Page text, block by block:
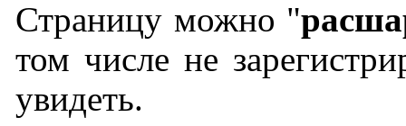
Страницу можно "
том числе не
увидеть.